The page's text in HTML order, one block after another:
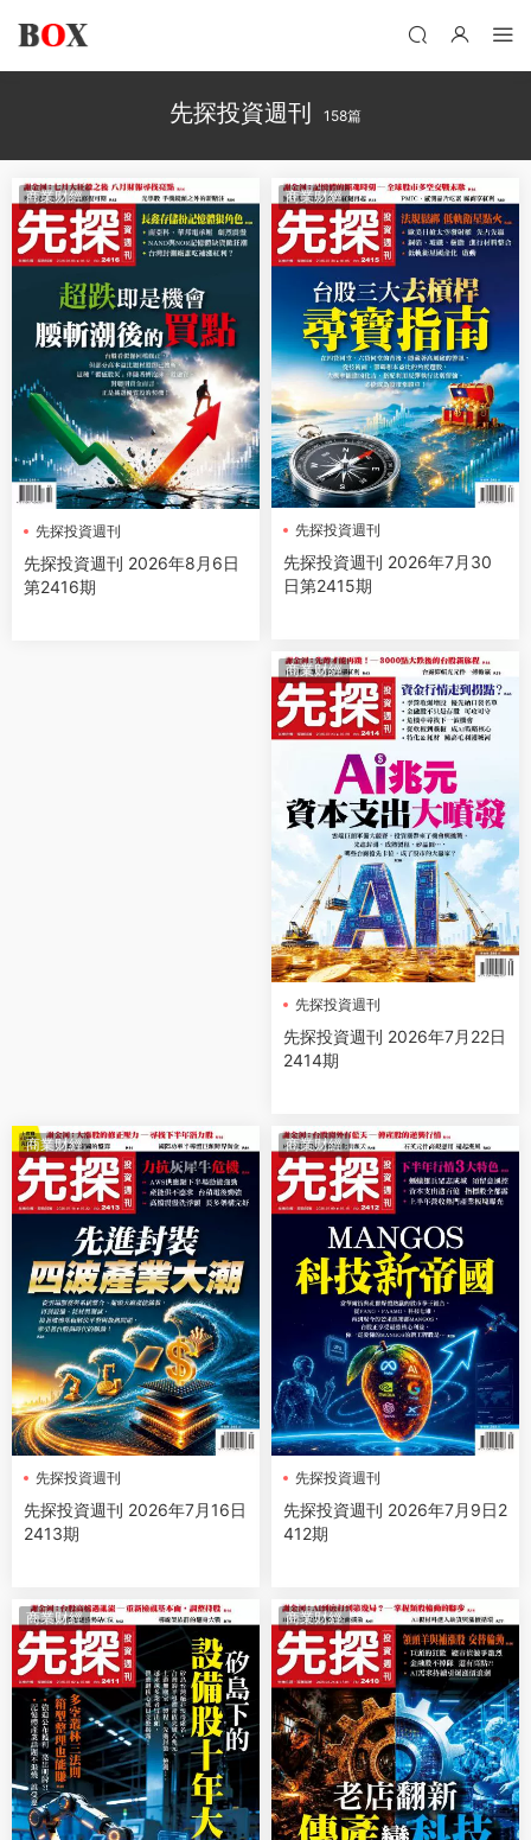
先探投資週刊 158篇
商業财經
先探投資週刊
先探投資週刊 2026年8月6日
第2416期
商業财經
先探投資週刊
先探投資週刊 2026年7月30
日第2415期
商業财經
先探投資週刊
先探投資週刊 2026年7月22日
2414期
商業财經
先探投資週刊
先探投資週刊 2026年7月16日
2413期
商業财經
先探投資週刊
先探投資週刊 2026年7月9日2
412期
商業财經 商業财經